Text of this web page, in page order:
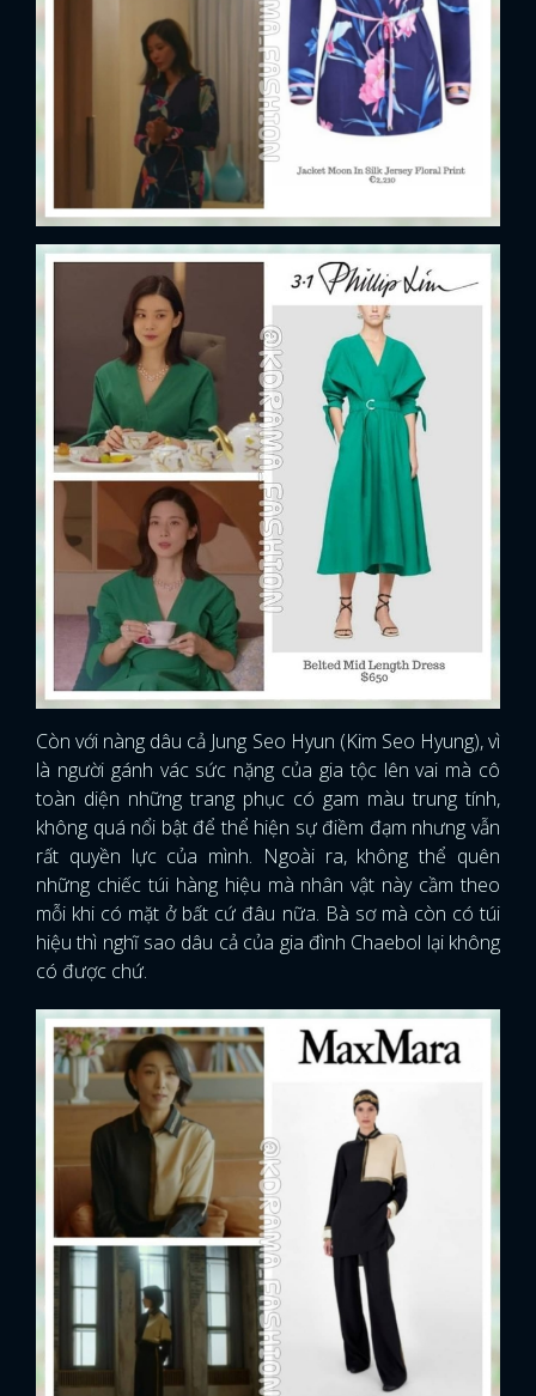
Còn với nàng dâu cả Jung Seo Hyun (Kim Seo Hyung), vì
là người gánh vác sức nặng của gia tộc lên vai mà cô
toàn diện những trang phục có gam màu trung tính,
không quá nổi bật để thể hiện sự điềm đạm nhưng vẫn
rất quyền lực của mình. Ngoài ra, không thể quên
những chiếc túi hàng hiệu mà nhân vật này cầm theo
mỗi khi có mặt ở bất cứ đâu nữa. Bà sơ mà còn có túi
hiệu thì nghĩ sao dâu cả của gia đình Chaebol lại không
có được chứ.